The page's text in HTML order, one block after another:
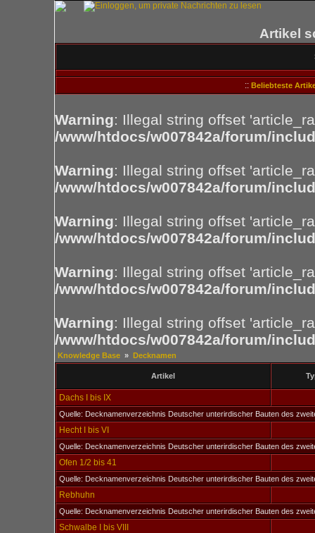
Artikel
:: Beliebteste
Warning: Illegal string offset
/www/htdocs/w007842a/forum/
Warning: Illegal string offset
/www/htdocs/w007842a/forum/
Warning: Illegal string offset
/www/htdocs/w007842a/forum/
Warning: Illegal string offset
/www/htdocs/w007842a/forum/
Warning: Illegal string offset
/www/htdocs/w007842a/forum/
Knowledge Base» Decknamen
Artikel
Dachs I bis IX
Quelle: Decknamenverzeichnis Deutscher unterirdischer Bauten des
Hecht I bis VI
Quelle: Decknamenverzeichnis Deutscher unterirdischer Bauten des
Ofen 1/2 bis 41
Quelle: Decknamenverzeichnis Deutscher unterirdischer Bauten des
Rebhuhn
Quelle: Decknamenverzeichnis Deutscher unterirdischer Bauten des
Schwalbe I bis VIII